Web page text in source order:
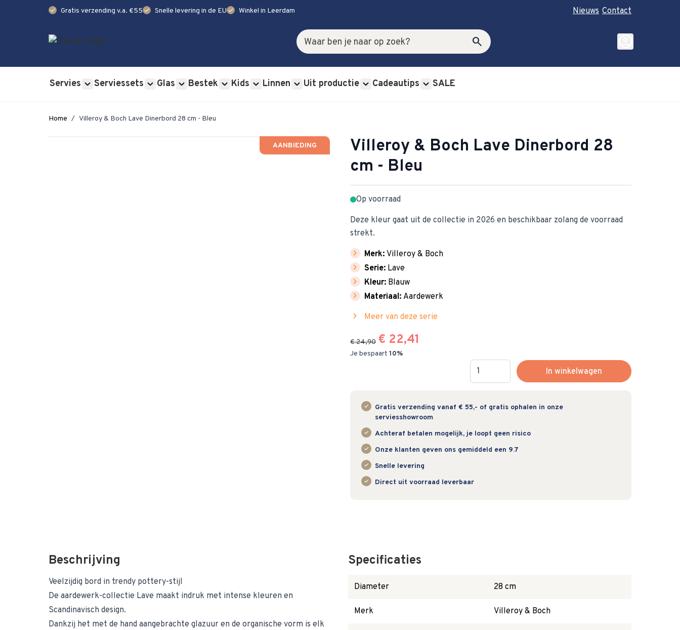
check Gratis verzending v.a. €55check Snelle levering in de EUcheck Winkel in Leerdam Nieuws Contact
Zoek
search
Servies Serviessets Glas Bestek Kids Linnen Uit productie Cadeautips SALE
account_circle
Home / Villeroy & Boch Lave Dinerbord 28 cm - Bleu
Villeroy & Boch Lave Dinerbord 28
cm - Bleu
AANBIEDING
Op voorraad
Deze kleur gaat uit de collectie in 2026 en beschikbaar zolang de voorraad
strekt.
chevron_right Merk: Villeroy & Boch
chevron_right Serie: Lave
chevron_right Kleur: Blauw
chevron_right Materiaal: Aardewerk
chevron_right Meer van deze serie
€ 24,90 € 22,41
Je bespaart 10%
Hoeveelheid
In winkelwagen
Gratis verzending vanaf € 55,- of gratis ophalen in onze
serviesshowroom
Achteraf betalen mogelijk, je loopt geen risico
Onze klanten geven ons gemiddeld een 9.7
Snelle levering
Direct uit voorraad leverbaar
Beschrijving
Veelzijdig bord in trendy pottery-stijl
De aardewerk-collectie Lave maakt indruk met intense kleuren en
Scandinavisch design.
Dankzij het met de hand aangebrachte glazuur en de organische vorm is elk
Specificaties
Diameter 28 cm
Merk Villeroy & Boch